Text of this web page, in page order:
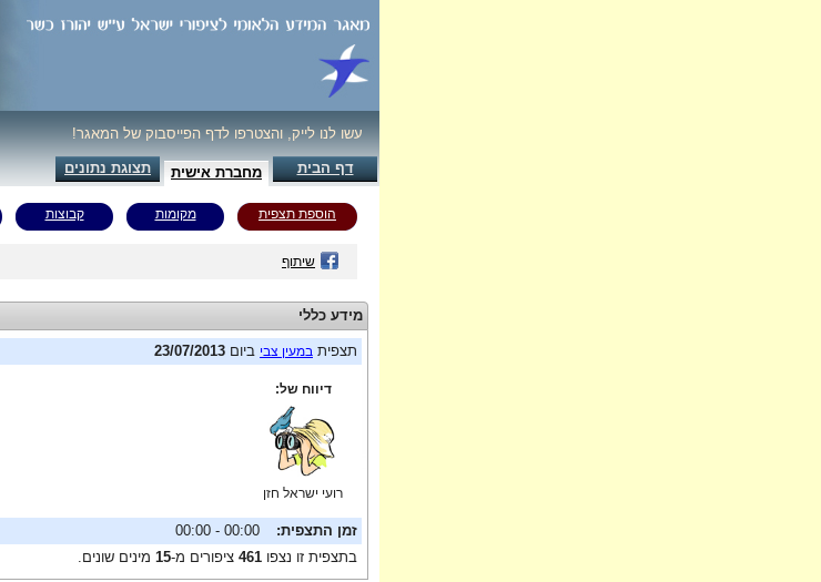
עשו לנו לייק, והצטרפו לדף הפייסבוק של המאגר!
דף הבית מחברת אישית תצוגת נתונים
הוספת תצפית מקומות קבוצות
שיתוף
מידע כללי
תצפית במעין צבי ביום 23/07/2013
דיווח של:
רועי ישראל חזן
זמן התצפית:
00:00 - 00:00
בתצפית זו נצפו 461 ציפורים מ-15 מינים שונים.